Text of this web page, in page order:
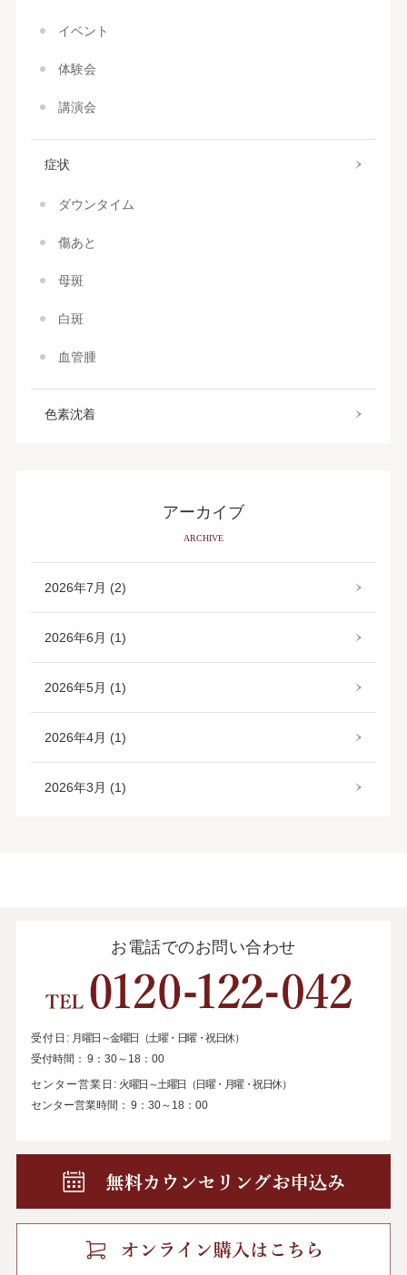
イベント
体験会
講演会
症状
ダウンタイム
傷あと
母斑
白斑
血管腫
色素沈着
アーカイブ
ARCHIVE
2026年7月 (2)
2026年6月 (1)
2026年5月 (1)
2026年4月 (1)
2026年3月 (1)
お電話でのお問い合わせ
受付日: 月曜日～金曜日（土曜・日曜・祝日休）
受付時間： 9：30～18：00
センター営業日: 火曜日～土曜日（日曜・月曜・祝日休）
センター営業時間： 9：30～18：00